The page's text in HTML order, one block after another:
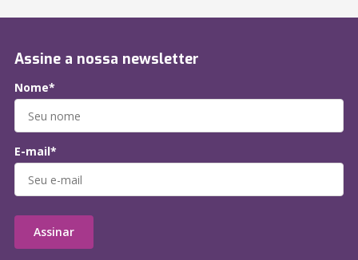
Assine a nossa newsletter
Nome*
E-mail*
Assinar